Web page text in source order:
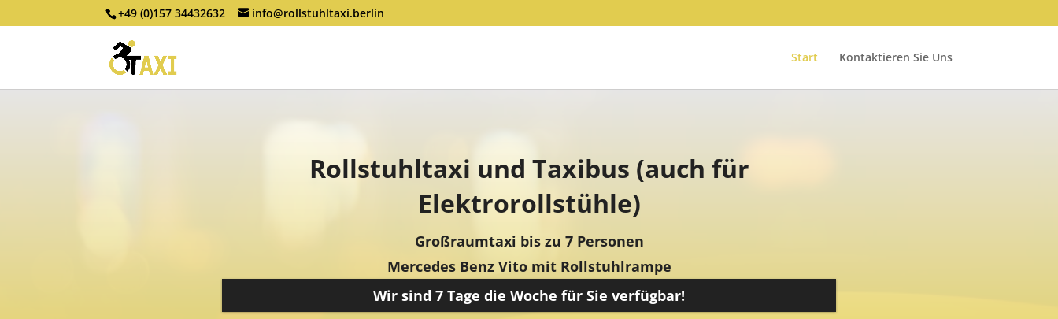
+49 (0)157 34432632 info@rollstuhltaxi.berlin
Start Kontaktieren Sie Uns
Rollstuhltaxi und Taxibus (auch für
Elektrorollstühle)
Großraumtaxi bis zu 7 Personen
Mercedes Benz Vito mit Rollstuhlrampe
Wir sind 7 Tage die Woche für Sie verfügbar!